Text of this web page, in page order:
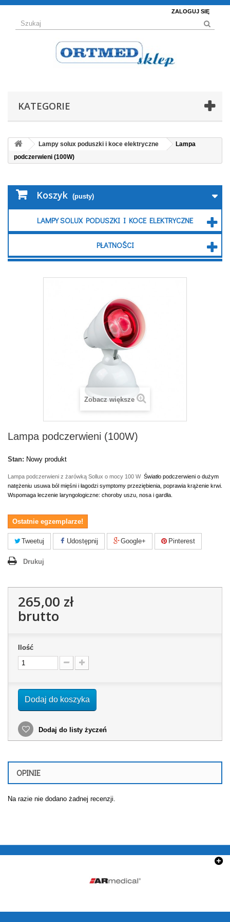
ZALOGUJ SIĘ
KATEGORIE
Lampy solux poduszki i koce elektryczne
Lampa
podczerwieni (100W)
Koszyk (pusty)
LAMPY SOLUX PODUSZKI I KOCE ELEKTRYCZNE
PŁATNOŚCI
Zobacz większe
Lampa podczerwieni (100W)
Stan: Nowy produkt
Lampa podczerwieni z żarówką Sollux o mocy 100 W Światło podczerwieni o dużym
natężeniu usuwa ból mięśni i łagodzi symptomy przeziębienia, poprawia krążenie krwi.
Wspomaga leczenie laryngologiczne: choroby uszu, nosa i gardła.
Ostatnie egzemplarze!
Tweetuj Udostępnij Google+ Pinterest
Drukuj
265,00 zł
brutto
Ilość
Dodaj do koszyka
Dodaj do listy życzeń
OPINIE
Na razie nie dodano żadnej recenzji.